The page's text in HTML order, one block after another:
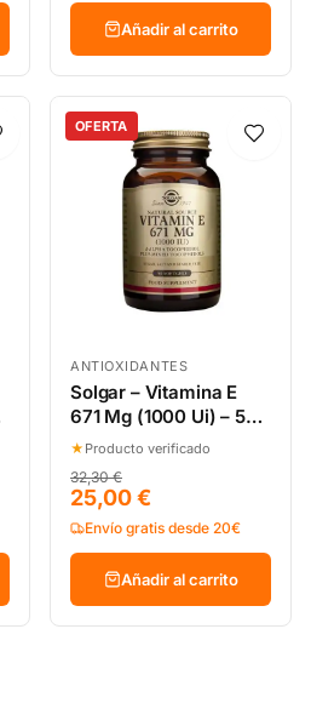
Añadir al carrito
OFERTA
ANTIOXIDANTES
Solgar – Vitamina E
671 Mg (1000 Ui) – 50
Softgels
★ Producto verificado
32,30 €
25,00 €
Envío gratis desde 20€
Añadir al carrito